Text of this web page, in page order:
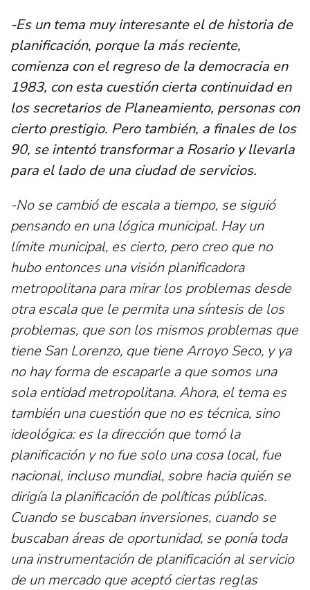
-Es un tema muy interesante el de historia de
planificación, porque la más reciente,
comienza con el regreso de la democracia en
1983, con esta cuestión cierta continuidad en
los secretarios de Planeamiento, personas con
cierto prestigio. Pero también, a finales de los
90, se intentó transformar a Rosario y llevarla
para el lado de una ciudad de servicios.
-No se cambió de escala a tiempo, se siguió
pensando en una lógica municipal. Hay un
límite municipal, es cierto, pero creo que no
hubo entonces una visión planificadora
metropolitana para mirar los problemas desde
otra escala que le permita una síntesis de los
problemas, que son los mismos problemas que
tiene San Lorenzo, que tiene Arroyo Seco, y ya
no hay forma de escaparle a que somos una
sola entidad metropolitana. Ahora, el tema es
también una cuestión que no es técnica, sino
ideológica: es la dirección que tomó la
planificación y no fue solo una cosa local, fue
nacional, incluso mundial, sobre hacia quién se
dirigía la planificación de políticas públicas.
Cuando se buscaban inversiones, cuando se
buscaban áreas de oportunidad, se ponía toda
una instrumentación de planificación al servicio
de un mercado que aceptó ciertas reglas